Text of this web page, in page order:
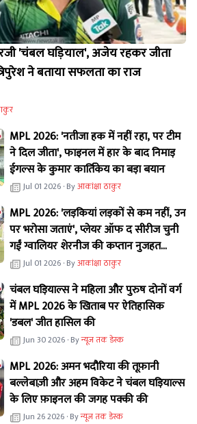
'चंबल घड़ियाल', अजेय रहकर जीता
ने बताया सफलता का राज
MPL 2026: 'नतीजा हक में नहीं रहा, पर टीम
ने दिल जीता', फाइनल में हार के बाद निमाड़
ईगल्स के कुमार कार्तिकेय का बड़ा बयान
Jul 01 2026 · Byआकांक्षा ठाकुर
MPL 2026: 'लड़कियां लड़कों से कम नहीं, उन
पर भरोसा जताएं', प्लेयर ऑफ द सीरीज चुनी
गईं ग्वालियर शेरनीज की कप्तान नुजहत
परवीन का बड़ा बयान
Jul 01 2026 · Byआकांक्षा ठाकुर
चंबल घड़ियाल्स ने महिला और पुरुष दोनों वर्ग
में MPL 2026 के खिताब पर ऐतिहासिक
'डबल' जीत हासिल की
Jun 30 2026 · Byन्यूज तक डेस्क
MPL 2026: अमन भदौरिया की तूफ़ानी
बल्लेबाज़ी और अहम विकेट ने चंबल घड़ियाल्स
के लिए फ़ाइनल की जगह पक्की की
Jun 26 2026 · Byन्यूज तक डेस्क